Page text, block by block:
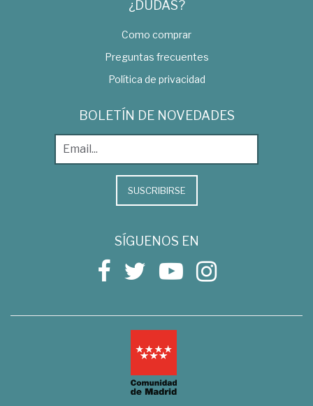
¿DUDAS?
Como comprar
Preguntas frecuentes
Política de privacidad
BOLETÍN DE NOVEDADES
SUSCRIBIRSE
SÍGUENOS EN